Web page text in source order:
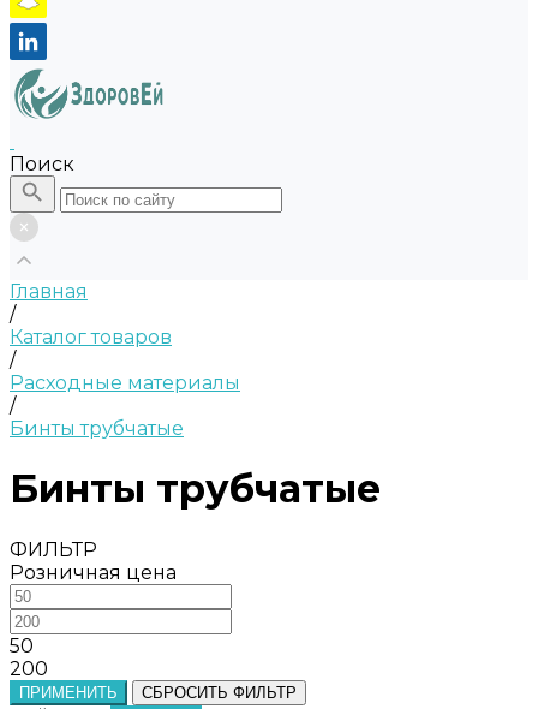
Поиск
Главная
/
Каталог товаров
/
Расходные материалы
/
Бинты трубчатые
Бинты трубчатые
ФИЛЬТР
Розничная цена
50
200
ПРИМЕНИТЬ СБРОСИТЬ ФИЛЬТР